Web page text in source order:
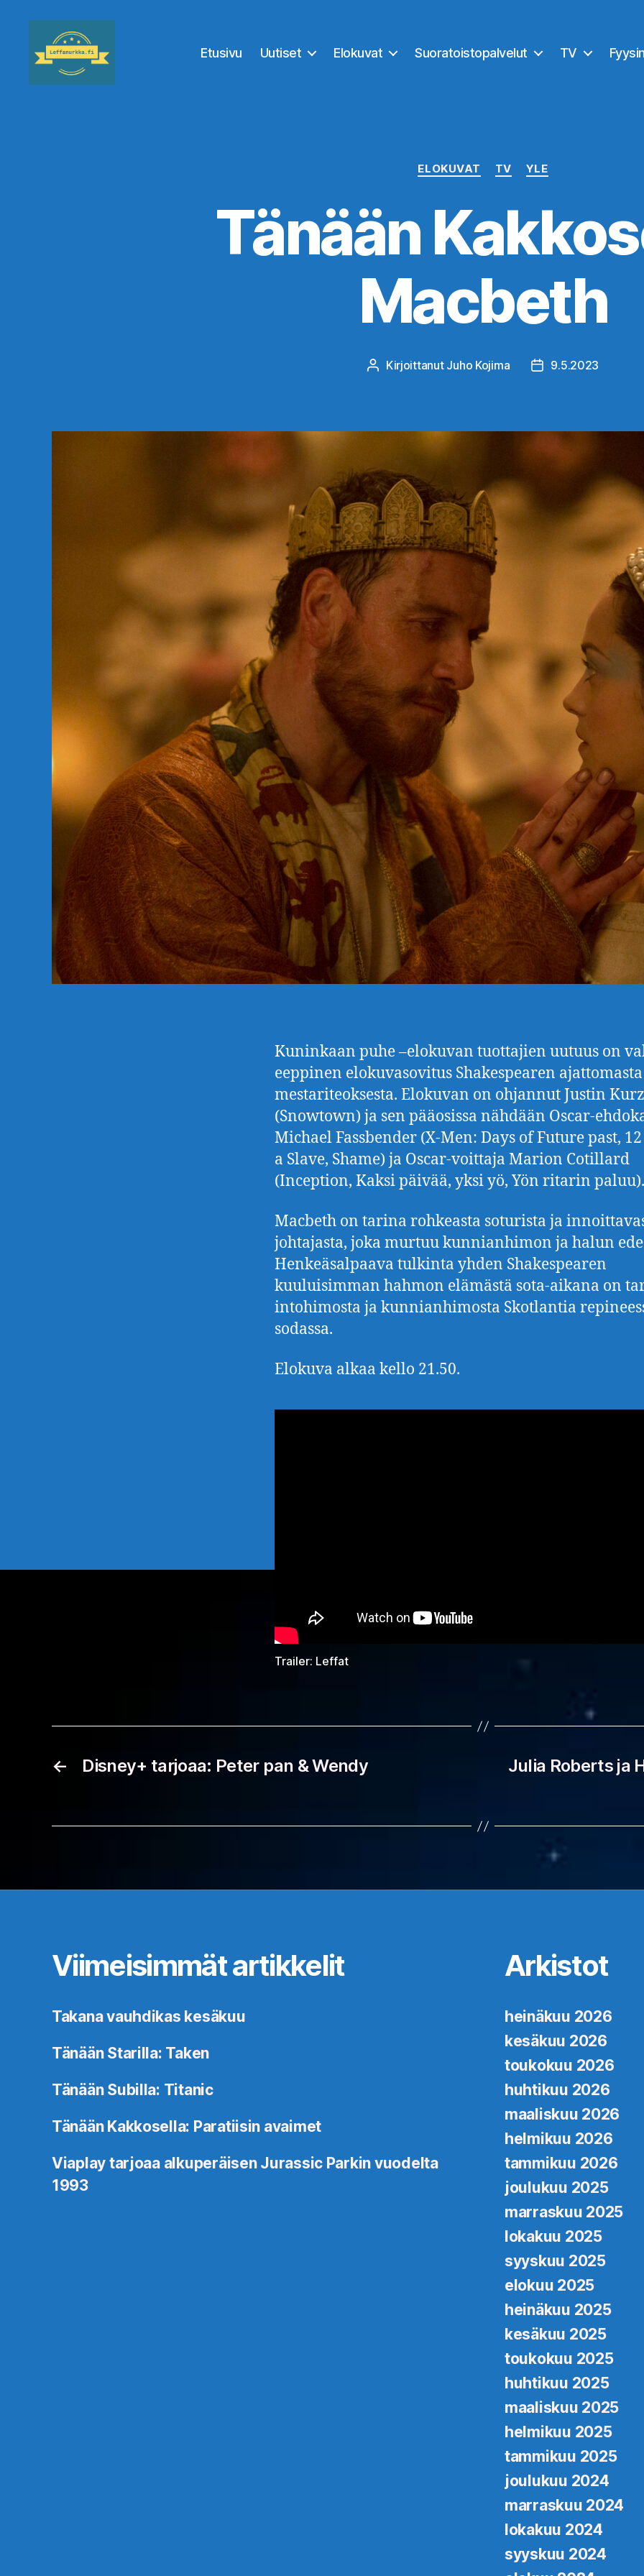
Etusivu Uutiset Elokuvat Suoratoistopalvelut TV
Kategoriat
ELOKUVAT TV YLE
Tänään
Macbeth
Kirjoittaja
Kirjoittanut Juho Kojima Julkaisupäivämäärä
9.5.2023
Kuninkaan puhe –elokuvan tuottajien uutuus on
eeppinen elokuvasovitus Shakespearen ajattomasta
mestariteoksesta. Elokuvan on ohjannut Justin
(Snowtown) ja sen pääosissa nähdään Oscar-
Michael Fassbender (X-Men: Days of Future past, 12
a Slave, Shame) ja Oscar-voittaja Marion Cotillard
(Inception, Kaksi päivää, yksi yö, Yön ritarin paluu).
Macbeth on tarina rohkeasta soturista ja
johtajasta, joka murtuu kunnianhimon ja halun
Henkeäsalpaava tulkinta yhden Shakespearen
kuuluisimman hahmon elämästä sota-aikana on
intohimosta ja kunnianhimosta Skotlantia
sodassa.
Elokuva alkaa kello 21.50.
Trailer: Leffat
← Disney+ tarjoaa: Peter pan & Wendy Julia Roberts ja
Viimeisimmät artikkelit
Takana vauhdikas kesäkuu
Tänään Starilla: Taken
Tänään Subilla: Titanic
Tänään Kakkosella: Paratiisin avaimet
Viaplay tarjoaa alkuperäisen Jurassic Parkin vuodelta
1993
Arkistot
heinäkuu 2026
kesäkuu 2026
toukokuu 2026
huhtikuu 2026
maaliskuu 2026
helmikuu 2026
tammikuu 2026
joulukuu 2025
marraskuu 2025
lokakuu 2025
syyskuu 2025
elokuu 2025
heinäkuu 2025
kesäkuu 2025
toukokuu 2025
huhtikuu 2025
maaliskuu 2025
helmikuu 2025
tammikuu 2025
joulukuu 2024
marraskuu 2024
lokakuu 2024
syyskuu 2024